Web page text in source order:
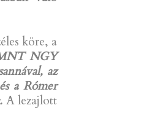
köre, a
MNT NGY
az
a Rómer
A lezajlott